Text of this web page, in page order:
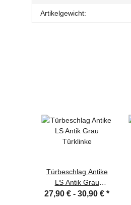
Artikelgewicht:
Türbeschlag Antike
LS Antik Grau
Türklinke
27,90 € -30,90 €*